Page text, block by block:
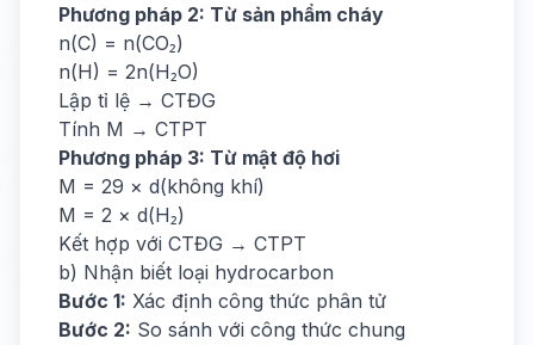
Phương pháp 2: Từ sản phẩm cháy
n(C) = n(CO₂)
n(H) = 2n(H₂O)
Lập tỉ lệ → CTĐG
Tính M → CTPT
Phương pháp 3: Từ mật độ hơi
M = 29 × d(không khí)
M = 2 × d(H₂)
Kết hợp với CTĐG → CTPT
b) Nhận biết loại hydrocarbon
Bước 1: Xác định công thức phân tử
Bước 2: So sánh với công thức chung